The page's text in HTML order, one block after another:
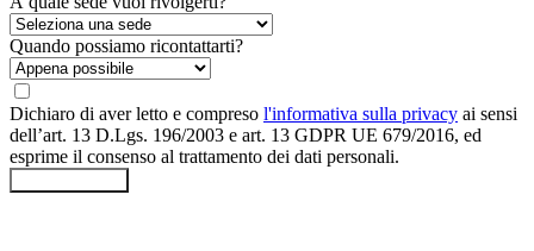
Quando possiamo ricontattarti?
Dichiaro di aver letto e compreso l'informativa sulla privacy ai sensi
dell’art. 13 D.Lgs. 196/2003 e art. 13 GDPR UE 679/2016, ed
esprime il consenso al trattamento dei dati personali.